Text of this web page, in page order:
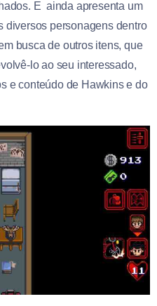
E ainda apresenta um
diversos personagens dentro
busca de outros itens, que
lo ao seu interessado,
e conteúdo de Hawkins e do